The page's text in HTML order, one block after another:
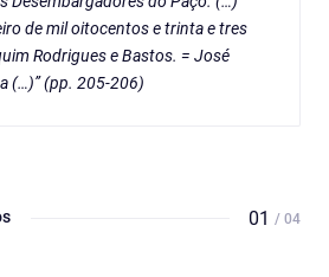
de mil oitocentos e trinta e tres
Rodrigues e Bastos. = José
(…)” (pp. 205-206)
01 / 04